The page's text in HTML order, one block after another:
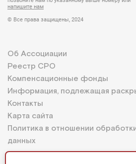
напишите нам
© Все права защищены, 2024
Об Ассоциации
Реестр СРО
Компенсационные фонды
Информация, подлежащая
Контакты
Карта сайта
Политика в отношении
данных